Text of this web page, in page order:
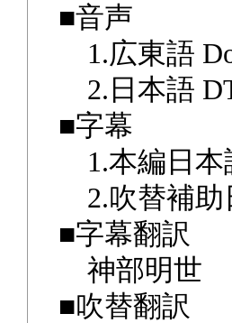
■音声
1.広東語
2.日本語
■字幕
1.本編日本
2.吹替補助
■字幕翻訳
神部明世
■吹替翻訳